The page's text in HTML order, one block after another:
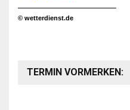
© wetterdienst.de
TERMIN VORMERKEN: